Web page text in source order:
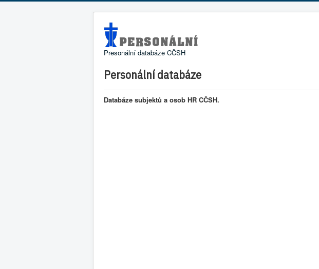
Presonální databáze CČSH
Personální databáze
Databáze subjektů a osob HR CČSH.